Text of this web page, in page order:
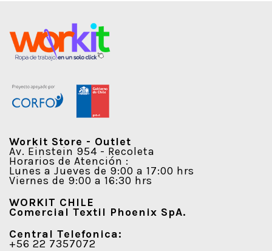
Workit Store - Outlet
Av. Einstein 954 - Recoleta
Horarios de Atención :
Lunes a Jueves de 9:00 a 17:00 hrs
Viernes de 9:00 a 16:30 hrs
WORKIT CHILE
Comercial Textil Phoenix SpA.
Central Telefonica:
+56 22 7357072